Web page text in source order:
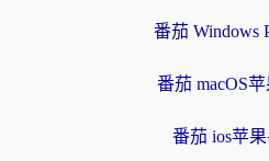
番茄 Windows
番茄 macOS
番茄 ios苹